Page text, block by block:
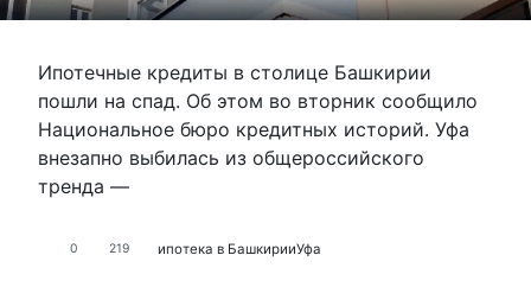
Ипотечные кредиты в столице Башкирии
пошли на спад. Об этом во вторник сообщило
Национальное бюро кредитных историй. Уфа
внезапно выбилась из общероссийского
тренда —
0 219 ипотека в БашкирииУфа